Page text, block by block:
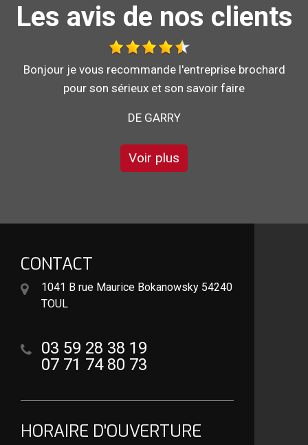
Les avis de nos clients
Travail effectué avec sérieux.
Voir plus
CONTACT
1041 B rue Maurice Bokanowsky 54240
TOUL
03 59 28 38 19
07 71 74 80 73
HORAIRE D'OUVERTURE